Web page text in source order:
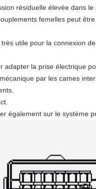
résiduelle élevée dans le
femelles peut
utile pour la connexion
adapter la prise électrique
par les cames
également sur le système